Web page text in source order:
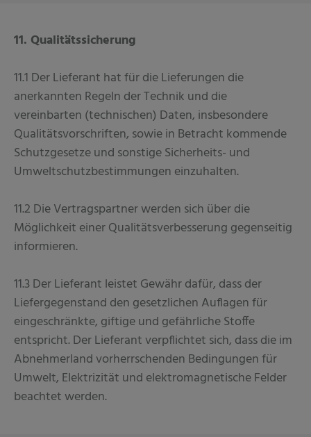
11. Qualitätssicherung
11.1 Der Lieferant hat für die Lieferungen die
anerkannten Regeln der Technik und die
vereinbarten (technischen) Daten, insbesondere
Qualitätsvorschriften, sowie in Betracht kommende
Schutzgesetze und sonstige Sicherheits- und
Umweltschutzbestimmungen einzuhalten.
11.2 Die Vertragspartner werden sich über die
Möglichkeit einer Qualitätsverbesserung gegenseitig
informieren.
11.3 Der Lieferant leistet Gewähr dafür, dass der
Liefergegenstand den gesetzlichen Auflagen für
eingeschränkte, giftige und gefährliche Stoffe
entspricht. Der Lieferant verpflichtet sich, dass die im
Abnehmerland vorherrschenden Bedingungen für
Umwelt, Elektrizität und elektromagnetische Felder
beachtet werden.